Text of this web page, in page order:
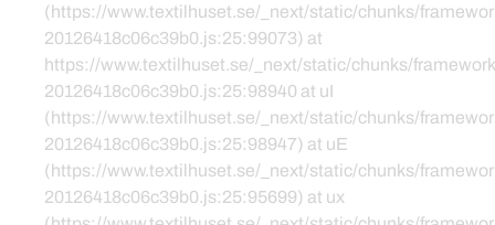
(https://www.textilhuset.se/_next/static/chunks/
20126418c06c39b0.js:25:99073) at
https://www.textilhuset.se/_next/static/chunks/
20126418c06c39b0.js:25:98940 at uI
(https://www.textilhuset.se/_next/static/chunks/
20126418c06c39b0.js:25:98947) at uE
(https://www.textilhuset.se/_next/static/chunks/
20126418c06c39b0.js:25:95699) at ux